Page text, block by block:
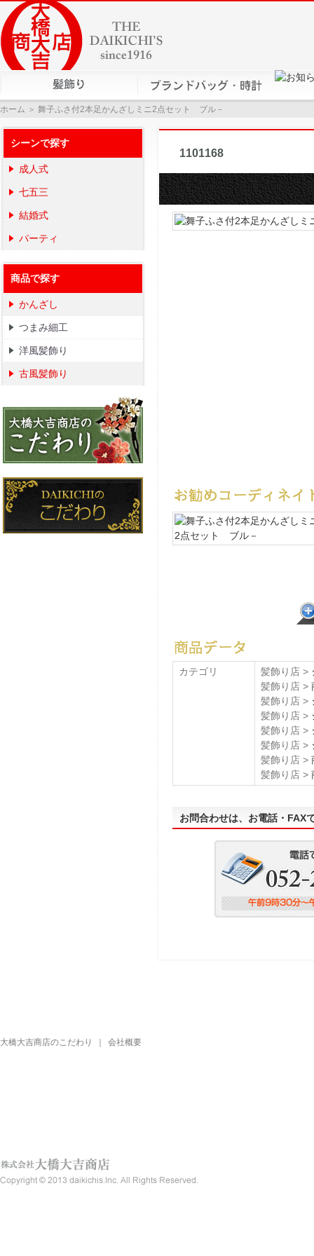
ホーム ＞ 舞子ふさ付2本足かんざしミニ2点セット ブル－
1101168
カテゴリ 髪飾り店 >
髪飾り店 >
髪飾り店 >
髪飾り店 >
髪飾り店 >
髪飾り店 >
髪飾り店 >
髪飾り店 >
お問合わせは、お電話・FAX
シーンで探す
成人式
七五三
結婚式
パーティ
商品で探す
かんざし
つまみ細工
洋風髪飾り
古風髪飾り
大橋大吉商店のこだわり 会社概要